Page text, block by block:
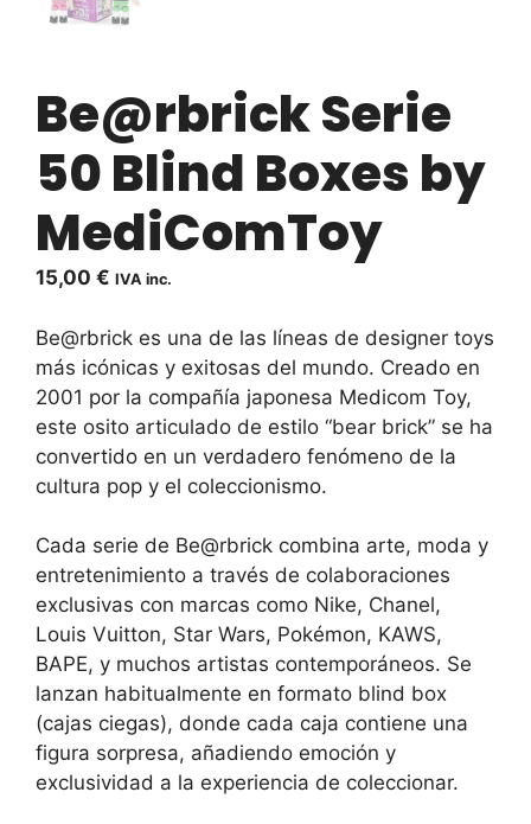
Be@rbrick Serie
50 Blind Boxes by
MediComToy
15,00 € IVA inc.
Be@rbrick es una de las líneas de designer toys
más icónicas y exitosas del mundo. Creado en
2001 por la compañía japonesa Medicom Toy,
este osito articulado de estilo “bear brick” se ha
convertido en un verdadero fenómeno de la
cultura pop y el coleccionismo.
Cada serie de Be@rbrick combina arte, moda y
entretenimiento a través de colaboraciones
exclusivas con marcas como Nike, Chanel,
Louis Vuitton, Star Wars, Pokémon, KAWS,
BAPE, y muchos artistas contemporáneos. Se
lanzan habitualmente en formato blind box
(cajas ciegas), donde cada caja contiene una
figura sorpresa, añadiendo emoción y
exclusividad a la experiencia de coleccionar.